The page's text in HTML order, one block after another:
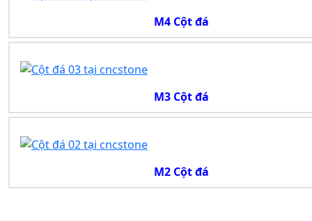
M4 Cột đá
M3 Cột đá
M2 Cột đá